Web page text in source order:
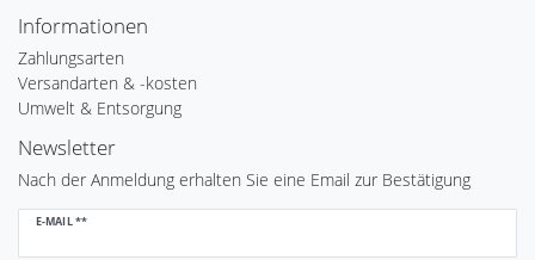
Informationen
Zahlungsarten
Versandarten & -kosten
Umwelt & Entsorgung
Newsletter
Nach der Anmeldung erhalten Sie eine Email zur Bestätigung
E-MAIL **
Newsletter